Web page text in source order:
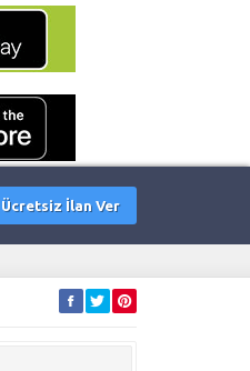
Ücretsiz İlan Ver